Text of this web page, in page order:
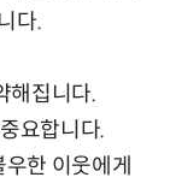
다.
해집니다.
요합니다.
한 이웃에게